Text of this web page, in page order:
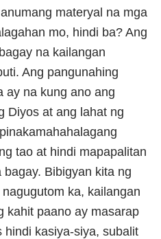
materyal na mga
mo, hindi ba? Ang
na kailangan
Ang pangunahing
ay na kung ano ang
Diyos at ang lahat ng
tao at hindi mapapalitan
Bibigyan kita ng
ka, kailangan
kahit paano ay masarap
hindi kasiya-siya, subalit